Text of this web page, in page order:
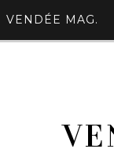
VENDÉE MAG.